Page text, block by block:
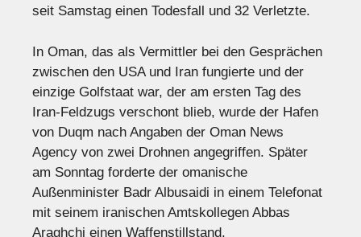
seit Samstag einen Todesfall und 32 Verletzte.
In Oman, das als Vermittler bei den Gesprächen
zwischen den USA und Iran fungierte und der
einzige Golfstaat war, der am ersten Tag des
Iran-Feldzugs verschont blieb, wurde der Hafen
von Duqm nach Angaben der Oman News
Agency von zwei Drohnen angegriffen. Später
am Sonntag forderte der omanische
Außenminister Badr Albusaidi in einem Telefonat
mit seinem iranischen Amtskollegen Abbas
Araghchi einen Waffenstillstand.